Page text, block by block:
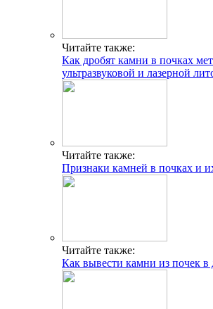
Читайте также:
Как дробят камни в почках
ультразвуковой и лазерной
Читайте также:
Признаки камней в почках и
Читайте также:
Как вывести камни из почек